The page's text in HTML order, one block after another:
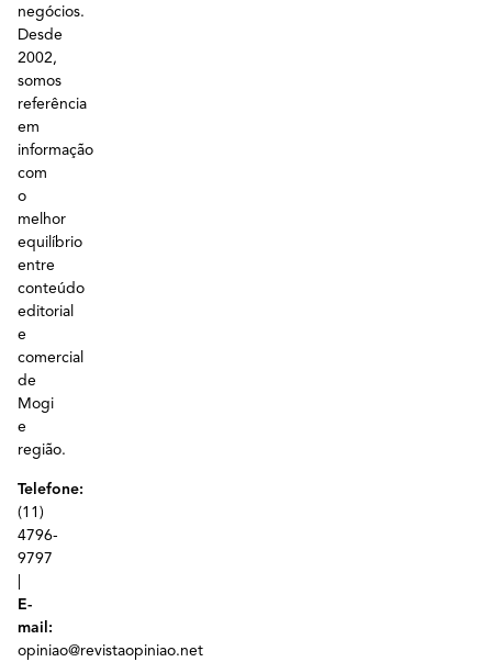
negócios.
Desde
2002,
somos
referência
em
informação
com
o
melhor
equilíbrio
entre
conteúdo
editorial
e
comercial
de
Mogi
e
região.
Telefone:
(11)
4796-
9797
E-
mail:
opiniao@revistaopiniao.net